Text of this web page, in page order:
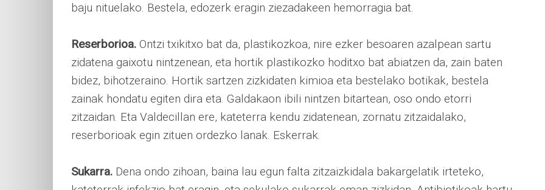
baju nituelako. Bestela, edozerk eragin ziezadakeen hemorragia bat.
Reserborioa. Ontzi txikitxo bat da, plastikozkoa, nire ezker besoaren azalpean sartu
zidatena gaixotu nintzenean, eta hortik plastikozko hoditxo bat abiatzen da, zain baten
bidez, bihotzeraino. Hortik sartzen zizkidaten kimioa eta bestelako botikak, bestela
zainak hondatu egiten dira eta. Galdakaon ibili nintzen bitartean, oso ondo etorri
zitzaidan. Eta Valdecillan ere, kateterra kendu zidatenean, zornatu zitzaidalako,
reserborioak egin zituen ordezko lanak. Eskerrak.
Sukarra. Dena ondo zihoan, baina lau egun falta zitzaizkidala bakargelatik irteteko,